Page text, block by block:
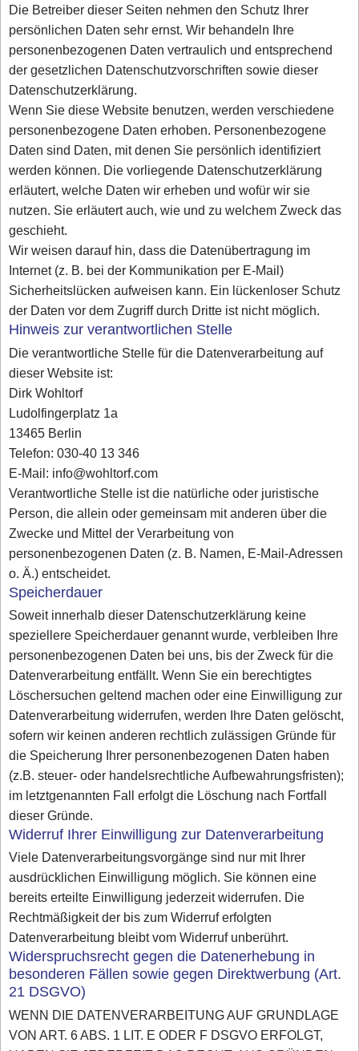
Die Betreiber dieser Seiten nehmen den Schutz Ihrer
persönlichen Daten sehr ernst. Wir behandeln Ihre
personenbezogenen Daten vertraulich und entsprechend
der gesetzlichen Datenschutzvorschriften sowie dieser
Datenschutzerklärung.
Wenn Sie diese Website benutzen, werden verschiedene
personenbezogene Daten erhoben. Personenbezogene
Daten sind Daten, mit denen Sie persönlich identifiziert
werden können. Die vorliegende Datenschutzerklärung
erläutert, welche Daten wir erheben und wofür wir sie
nutzen. Sie erläutert auch, wie und zu welchem Zweck das
geschieht.
Wir weisen darauf hin, dass die Datenübertragung im
Internet (z. B. bei der Kommunikation per E-Mail)
Sicherheitslücken aufweisen kann. Ein lückenloser Schutz
der Daten vor dem Zugriff durch Dritte ist nicht möglich.
Hinweis zur verantwortlichen Stelle
Die verantwortliche Stelle für die Datenverarbeitung auf
dieser Website ist:
Dirk Wohltorf
Ludolfingerplatz 1a
13465 Berlin
Telefon: 030-40 13 346
E-Mail: info@wohltorf.com
Verantwortliche Stelle ist die natürliche oder juristische
Person, die allein oder gemeinsam mit anderen über die
Zwecke und Mittel der Verarbeitung von
personenbezogenen Daten (z. B. Namen, E-Mail-Adressen
o. Ä.) entscheidet.
Speicherdauer
Soweit innerhalb dieser Datenschutzerklärung keine
speziellere Speicherdauer genannt wurde, verbleiben Ihre
personenbezogenen Daten bei uns, bis der Zweck für die
Datenverarbeitung entfällt. Wenn Sie ein berechtigtes
Löschersuchen geltend machen oder eine Einwilligung zur
Datenverarbeitung widerrufen, werden Ihre Daten gelöscht,
sofern wir keinen anderen rechtlich zulässigen Gründe für
die Speicherung Ihrer personenbezogenen Daten haben
(z.B. steuer- oder handelsrechtliche Aufbewahrungsfristen);
im letztgenannten Fall erfolgt die Löschung nach Fortfall
dieser Gründe.
Widerruf Ihrer Einwilligung zur Datenverarbeitung
Viele Datenverarbeitungsvorgänge sind nur mit Ihrer
ausdrücklichen Einwilligung möglich. Sie können eine
bereits erteilte Einwilligung jederzeit widerrufen. Die
Rechtmäßigkeit der bis zum Widerruf erfolgten
Datenverarbeitung bleibt vom Widerruf unberührt.
Widerspruchsrecht gegen die Datenerhebung in
besonderen Fällen sowie gegen Direktwerbung (Art.
21 DSGVO)
WENN DIE DATENVERARBEITUNG AUF GRUNDLAGE
VON ART. 6 ABS. 1 LIT. E ODER F DSGVO ERFOLGT,